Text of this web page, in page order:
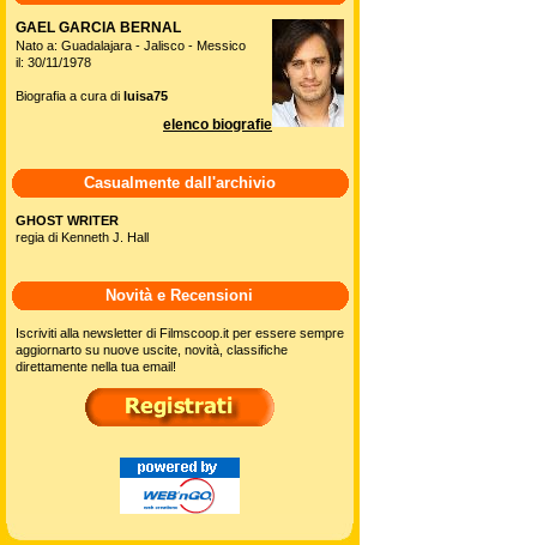
GAEL GARCIA BERNAL
Nato a: Guadalajara - Jalisco - Messico
il: 30/11/1978
Biografia a cura di luisa75
elenco biografie
Casualmente dall'archivio
GHOST WRITER
regia di Kenneth J. Hall
Novità e Recensioni
Iscriviti alla newsletter di Filmscoop.it per essere sempre
aggiornarto su nuove uscite, novità, classifiche
direttamente nella tua email!